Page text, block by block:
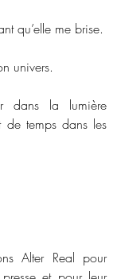
qu’elle me brise.
univers.
dans la lumière
de temps dans les
Alter Real pour